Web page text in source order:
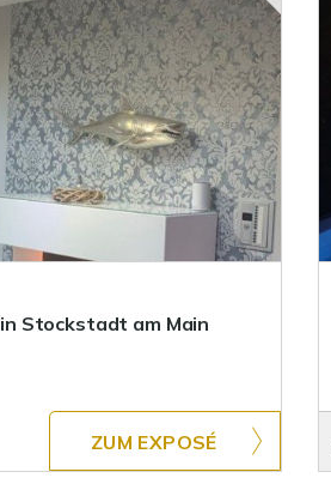
Stockstadt am Main
ZUM EXPOSÉ